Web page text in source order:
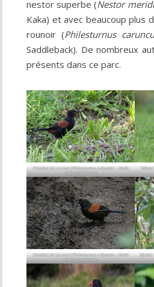
nestor superbe (Nestor
Kaka) et avec beaucoup plus
rounoir (Philesturnus
Saddleback). De nombreux
présents dans ce parc.
Créadion de Lesson (Philesturnus rufusater– North
Island Saddleback)
Talève
Créadion de Lesson (Philesturnus rufusater– North
Island Saddleback)
Nestor